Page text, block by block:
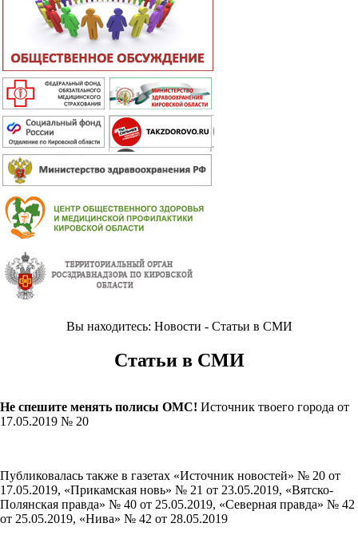
Вы находитесь: Новости - Статьи в СМИ
Статьи в СМИ
Не спешите менять полисы ОМС! Источник твоего города от
17.05.2019 № 20
Публиковалась также в газетах «Источник новостей» № 20 от
17.05.2019, «Прикамская новь» № 21 от 23.05.2019, «Вятско-
Полянская правда» № 40 от 25.05.2019, «Северная правда» № 42
от 25.05.2019, «Нива» № 42 от 28.05.2019